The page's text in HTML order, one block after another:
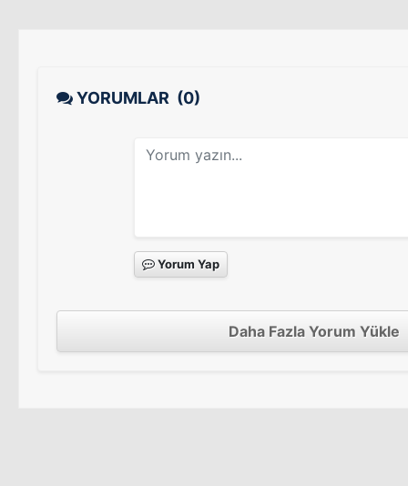
YORUMLAR (0)
Yorum Yap
Daha Fazla Yorum Yükle